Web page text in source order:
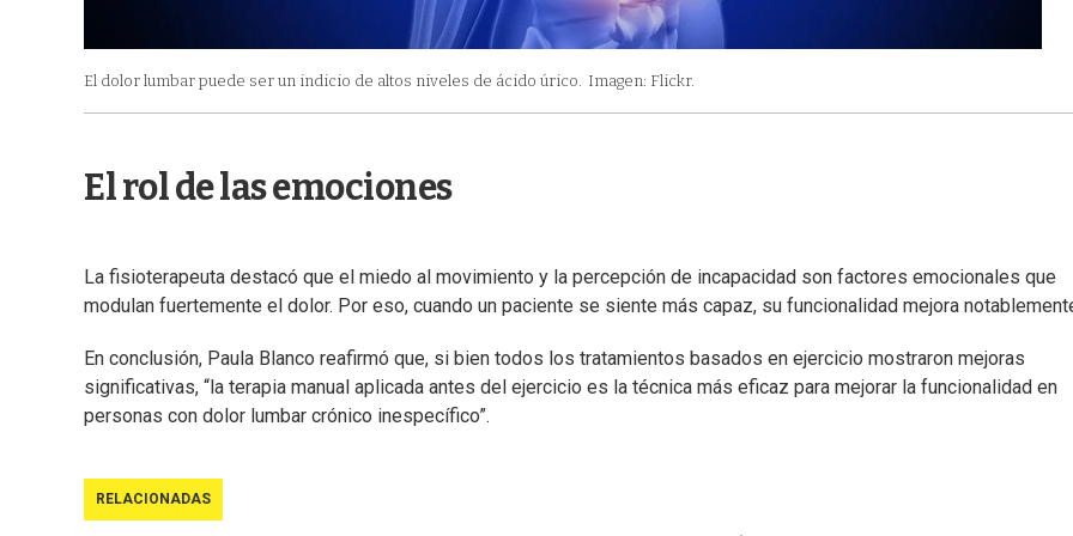
El dolor lumbar puede ser un indicio de altos niveles de ácido úrico. Imagen: Flickr.
El rol de las emociones
La fisioterapeuta destacó que el miedo al movimiento y la percepción de incapacidad son factores emocionales que
modulan fuertemente el dolor. Por eso, cuando un paciente se siente más capaz, su funcionalidad mejora
En conclusión, Paula Blanco reafirmó que, si bien todos los tratamientos basados en ejercicio mostraron mejoras
significativas, “la terapia manual aplicada antes del ejercicio es la técnica más eficaz para mejorar la funcionalidad en
personas con dolor lumbar crónico inespecífico”.
RELACIONADAS